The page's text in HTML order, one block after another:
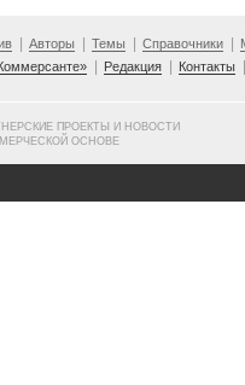
Авторы Темы Справочники
Редакция Контакты
ПРОЕКТЫ И НОВОСТИ
ОСНОВЕ